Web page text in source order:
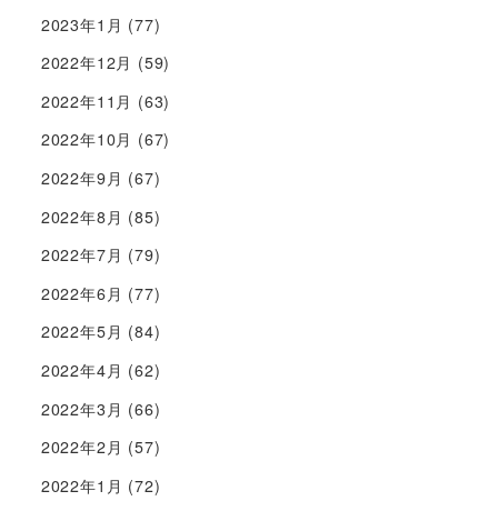
2023年1月 (77)
2022年12月 (59)
2022年11月 (63)
2022年10月 (67)
2022年9月 (67)
2022年8月 (85)
2022年7月 (79)
2022年6月 (77)
2022年5月 (84)
2022年4月 (62)
2022年3月 (66)
2022年2月 (57)
2022年1月 (72)